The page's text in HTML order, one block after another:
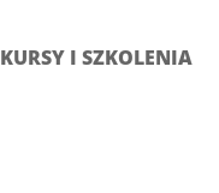
KURSY I SZKOLENIA